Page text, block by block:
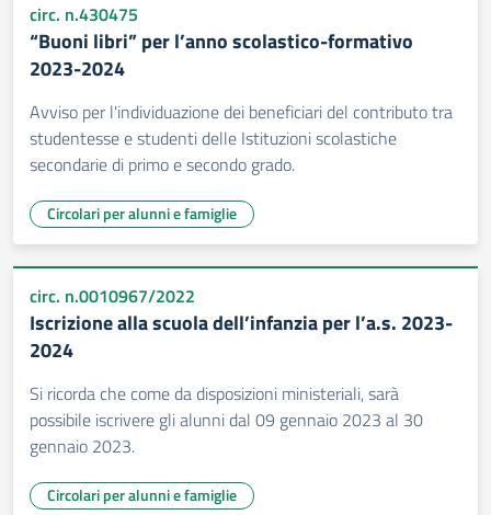
circ. n.430475
“Buoni libri” per l’anno scolastico-formativo
2023-2024
Avviso per l'individuazione dei beneficiari del contributo tra
studentesse e studenti delle Istituzioni scolastiche
secondarie di primo e secondo grado.
Circolari per alunni e famiglie
circ. n.0010967/2022
Iscrizione alla scuola dell’infanzia per l’a.s. 2023-
2024
Si ricorda che come da disposizioni ministeriali, sarà
possibile iscrivere gli alunni dal 09 gennaio 2023 al 30
gennaio 2023.
Circolari per alunni e famiglie